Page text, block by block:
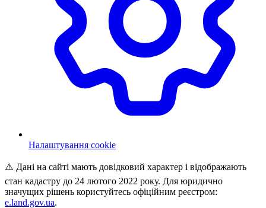
Налаштування cookie
⚠️ Дані на сайті мають довідковий характер і відображають
стан кадастру до 24 лютого 2022 року. Для юридично
значущих рішень користуйтесь офіційним реєстром:
e.land.gov.ua.